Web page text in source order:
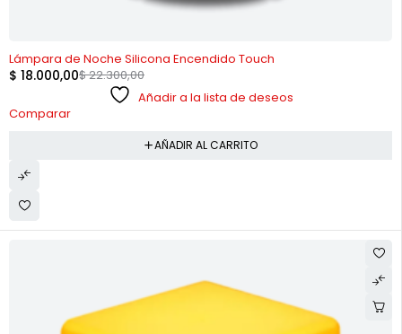
-19%
Lámpara de Noche Silicona Encendido Touch
$22.300,00
$ 18.000,00
Añadir a la lista de deseos
Comparar
AÑADIR AL CARRITO